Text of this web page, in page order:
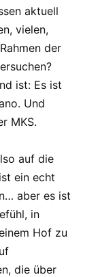
aktuell
vielen,
der
ist: Es ist
Und
MKS.
auf die
ein echt
aber es ist
in
Hof zu
die über